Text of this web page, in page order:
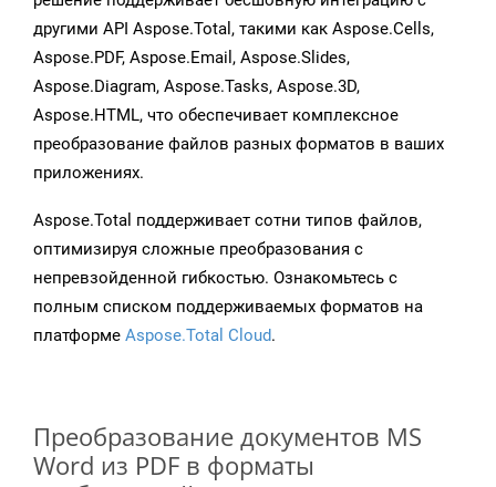
другими API Aspose.Total, такими как Aspose.Cells,
Aspose.PDF, Aspose.Email, Aspose.Slides,
Aspose.Diagram, Aspose.Tasks, Aspose.3D,
Aspose.HTML, что обеспечивает комплексное
преобразование файлов разных форматов в ваших
приложениях.
Aspose.Total поддерживает сотни типов файлов,
оптимизируя сложные преобразования с
непревзойденной гибкостью. Ознакомьтесь с
полным списком поддерживаемых форматов на
платформе Aspose.Total Cloud.
Преобразование документов MS
Word из PDF в форматы